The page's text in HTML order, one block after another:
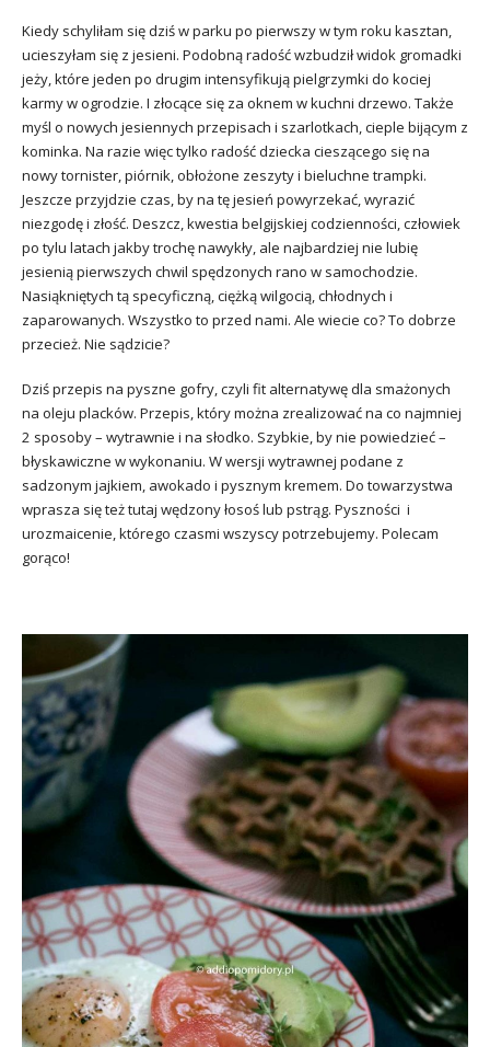
Kiedy schyliłam się dziś w parku po pierwszy w tym roku kasztan,
ucieszyłam się z jesieni. Podobną radość wzbudził widok gromadki
jeży, które jeden po drugim intensyfikują pielgrzymki do kociej
karmy w ogrodzie. I złocące się za oknem w kuchni drzewo. Także
myśl o nowych jesiennych przepisach i szarlotkach, cieple bijącym z
kominka. Na razie więc tylko radość dziecka cieszącego się na
nowy tornister, piórnik, obłożone zeszyty i bieluchne trampki.
Jeszcze przyjdzie czas, by na tę jesień powyrzekać, wyrazić
niezgodę i złość. Deszcz, kwestia belgijskiej codzienności, człowiek
po tylu latach jakby trochę nawykły, ale najbardziej nie lubię
jesienią pierwszych chwil spędzonych rano w samochodzie.
Nasiąkniętych tą specyficzną, ciężką wilgocią, chłodnych i
zaparowanych. Wszystko to przed nami. Ale wiecie co? To dobrze
przecież. Nie sądzicie?
Dziś przepis na pyszne gofry, czyli fit alternatywę dla smażonych
na oleju placków. Przepis, który można zrealizować na co najmniej
2 sposoby – wytrawnie i na słodko. Szybkie, by nie powiedzieć –
błyskawiczne w wykonaniu. W wersji wytrawnej podane z
sadzonym jajkiem, awokado i pysznym kremem. Do towarzystwa
wprasza się też tutaj wędzony łosoś lub pstrąg. Pyszności i
urozmaicenie, którego czasmi wszyscy potrzebujemy. Polecam
gorąco!